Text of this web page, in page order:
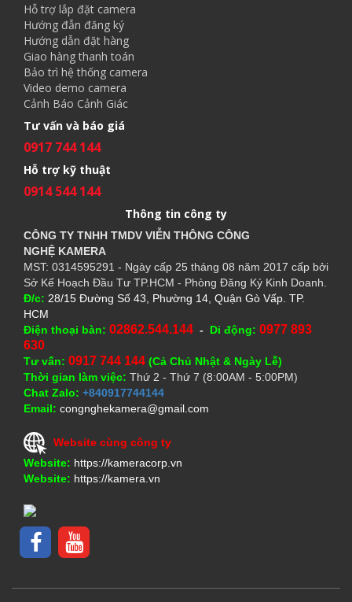
Hỗ trợ lắp đặt camera
Hướng đẫn đăng ký
Hướng dẫn đặt hàng
Giao hàng thanh toán
Bảo trì hệ thống camera
Video demo camera
Cảnh Báo Cảnh Giác
Tư vấn và báo giá
0917 744 144
Hỗ trợ kỹ thuật
0914 544 144
Thông tin công ty
CÔNG TY TNHH TMDV VIỄN THÔNG CÔNG
NGHỆ KAMERA
MST: 0314595291 - Ngày cấp 25 tháng 08 năm 2017 cấp bởi
Sở Kế Hoạch Đầu Tư TP.HCM - Phòng Đăng Ký Kinh Doanh.
Đ/c: 28/15 Đường Số 43, Phường 14, Quận Gò Vấp. TP.
HCM
Điện thoại bàn: 02862.544.144 - Di động: 0977 893
630
Tư vấn: 0917 744 144 (Cả Chủ Nhật & Ngày Lễ)
Thời gian làm việc: Thứ 2 - Thứ 7 (8:00AM - 5:00PM)
Chat Zalo: +840917744144
Email: congnghekamera@gmail.com
Website cùng công ty
Website: https://kameracorp.vn
Website: https://kamera.vn